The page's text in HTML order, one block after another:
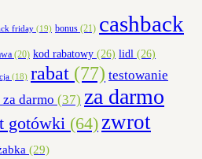
friday (19) bonus (21) cashback
(20) kod rabatowy (26) lidl (26)
(18) rabat (77) testowanie
darmo (37) za darmo
gotówki (64) zwrot
(29)